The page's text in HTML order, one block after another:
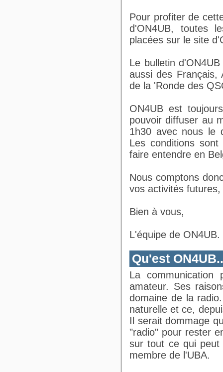
Pour profiter de
d'ON4UB, toutes
placées sur le site
Le bulletin
aussi des Français,
de la 'Ronde des
ON4UB est
pouvoir diffuser au
1h30 avec nous le
Les conditions
faire entendre en
Nous comptons
vos activités
Bien à vous,
L'équipe de ON4UB.
Qu'est
La
amateur. Ses
domaine de la
naturelle et ce,
Il serait dommage
"radio" pour rester
sur tout ce qui
membre de l'UBA.